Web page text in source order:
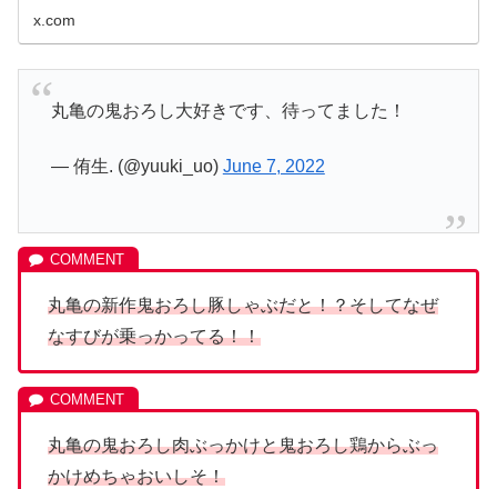
x.com
丸亀の鬼おろし大好きです、待ってました！
— 侑生. (@yuuki_uo) June 7, 2022
丸亀の新作鬼おろし豚しゃぶだと！？そしてなぜ
なすびが乗っかってる！！
丸亀の鬼おろし肉ぶっかけと鬼おろし鶏からぶっ
かけめちゃおいしそ！